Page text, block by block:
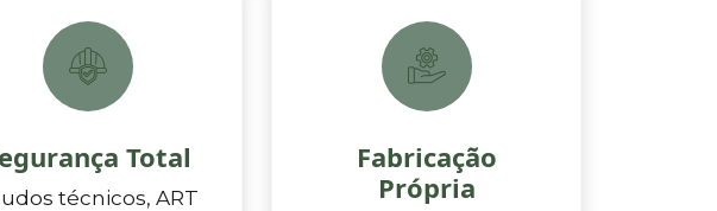
Total
técnicos, ART
Fabricação
Própria